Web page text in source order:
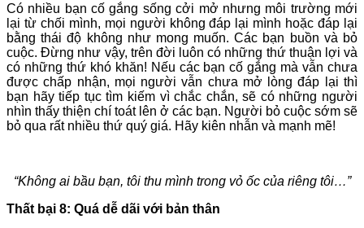
Có nhiều bạn cố gắng sống cởi mở nhưng môi trường mới
lại từ chối mình, mọi người không đáp lại mình hoặc đáp lại
bằng thái độ không như mong muốn. Các bạn buồn và bỏ
cuộc. Đừng như vậy, trên đời luôn có những thứ thuận lợi và
có những thứ khó khăn! Nếu các bạn cố gắng mà vẫn chưa
được chấp nhận, mọi người vẫn chưa mở lòng đáp lại thì
bạn hãy tiếp tục tìm kiếm vì chắc chắn, sẽ có những người
nhìn thấy thiện chí toát lên ở các bạn. Người bỏ cuộc sớm sẽ
bỏ qua rất nhiều thứ quý giá. Hãy kiên nhẫn và mạnh mẽ!
“Không ai bầu bạn, tôi thu mình trong vỏ ốc của riêng tôi…”
Thất bại 8: Quá dễ dãi với bản thân